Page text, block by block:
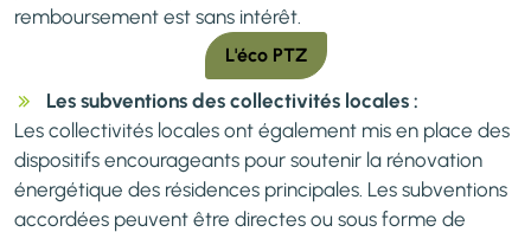
remboursement est sans intérêt.
L'éco PTZ
Les subventions des collectivités locales :
Les collectivités locales ont également mis en place des
dispositifs encourageants pour soutenir la rénovation
énergétique des résidences principales. Les subventions
accordées peuvent être directes ou sous forme de